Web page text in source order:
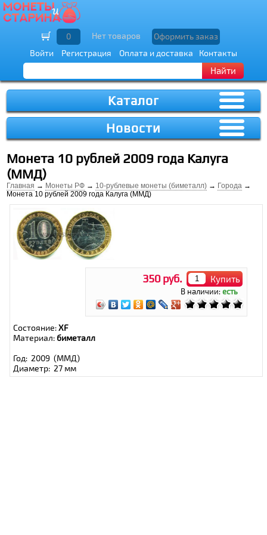
Войти Регистрация Оплата и доставка Контакты
Найти
0 Нет товаров Оформить заказ
Каталог
Новости
Монета 10 рублей 2009 года Калуга
(ММД)
Главная → Монеты РФ → 10-рублевые монеты (биметалл) → Города →
Монета 10 рублей 2009 года Калуга (ММД)
350 руб. Купить
В наличии:есть
Состояние:XF
Материал: биметалл
Год: 2009 (ММД)
Диаметр: 27 мм